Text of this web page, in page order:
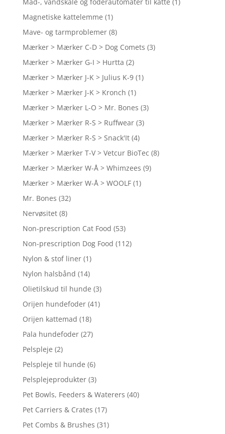
Magnetiske kattelemme (1)
Mave- og tarmproblemer (8)
Mærker > Mærker C-D > Dog Comets (3)
Mærker > Mærker G-I > Hurtta (2)
Mærker > Mærker J-K > Julius K-9 (1)
Mærker > Mærker J-K > Kronch (1)
Mærker > Mærker L-O > Mr. Bones (3)
Mærker > Mærker R-S > Ruffwear (3)
Mærker > Mærker R-S > Snack'It (4)
Mærker > Mærker T-V > Vetcur BioTec (8)
Mærker > Mærker W-Å > Whimzees (9)
Mærker > Mærker W-Å > WOOLF (1)
Mr. Bones (32)
Nervøsitet (8)
Non-prescription Cat Food (53)
Non-prescription Dog Food (112)
Nylon & stof liner (1)
Nylon halsbånd (14)
Olietilskud til hunde (3)
Orijen hundefoder (41)
Orijen kattemad (18)
Pala hundefoder (27)
Pelspleje (2)
Pelspleje til hunde (6)
Pelsplejeprodukter (3)
Pet Bowls, Feeders & Waterers (40)
Pet Carriers & Crates (17)
Pet Combs & Brushes (31)